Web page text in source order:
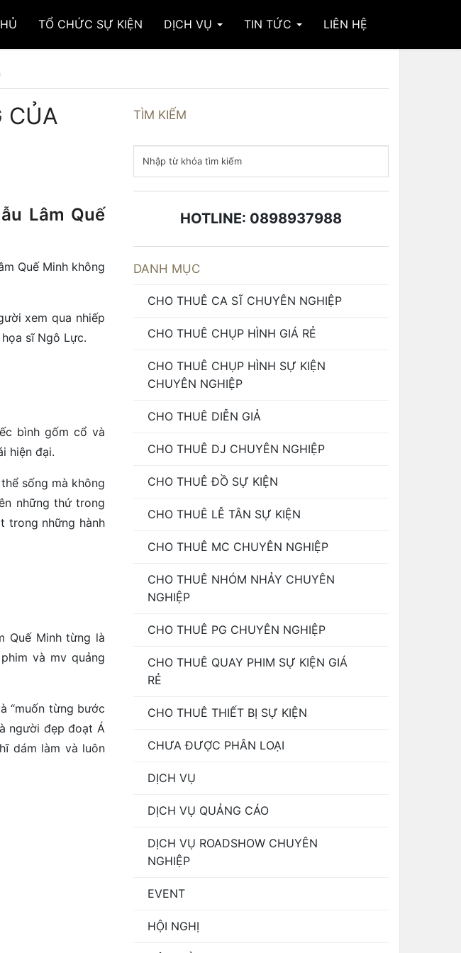
TỔ CHỨC SỰ KIỆN DỊCH VỤ TIN TỨC LIÊN HỆ
CỦA
Lâm Quế
Quế Minh không
xem qua nhiếp
sĩ Ngô Lực.
bình gốm cổ và
hiện đại.
sống mà không
những thứ trong
trong những hành
Quế Minh từng là
và mv quảng
“muốn từng bước
người đẹp đoạt Á
dám làm và luôn
TÌM KIẾM
HOTLINE: 0898937988
DANH MỤC
CHO THUÊ CA SĨ CHUYÊN NGHIỆP
CHO THUÊ CHỤP HÌNH GIÁ RẺ
CHO THUÊ CHỤP HÌNH SỰ KIỆN
CHUYÊN NGHIỆP
CHO THUÊ DIỄN GIẢ
CHO THUÊ DJ CHUYÊN NGHIỆP
CHO THUÊ ĐỒ SỰ KIỆN
CHO THUÊ LỄ TÂN SỰ KIỆN
CHO THUÊ MC CHUYÊN NGHIỆP
CHO THUÊ NHÓM NHẢY CHUYÊN
NGHIỆP
CHO THUÊ PG CHUYÊN NGHIỆP
CHO THUÊ QUAY PHIM SỰ KIỆN GIÁ
RẺ
CHO THUÊ THIẾT BỊ SỰ KIỆN
CHƯA ĐƯỢC PHÂN LOẠI
DỊCH VỤ
DỊCH VỤ QUẢNG CÁO
DỊCH VỤ ROADSHOW CHUYÊN
NGHIỆP
EVENT
HỘI NGHỊ